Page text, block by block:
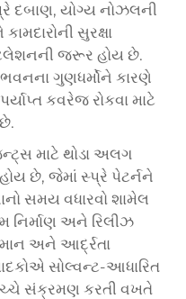
દબાણ, યોગ્ય નોઝલની
સુરક્ષા
જરૂર હોય છે.
ગુણધર્મોને કારણે
કવરેજ રોકવા માટે
માટે થોડા અલગ
છે, જેમાં સ્પ્રે પેટર્નને
સમય વધારવો શામેલ
નિર્માણ અને રિલીઝ
અને આર્દ્રતા
સોલ્વન્ટ-આધારિત
સંક્રમણ કરતી વખતે